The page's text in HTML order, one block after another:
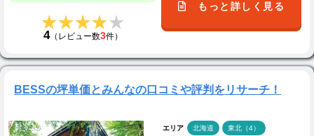
★★★★★
★★★★★
4（レビュー数3件）
もっと詳しく見る
BESSの坪単価とみんなの口コミや評判をリサーチ！
エリア 北海道 東北（4）